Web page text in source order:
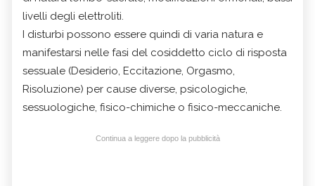
livelli degli elettroliti.
I disturbi possono essere quindi di varia natura e
manifestarsi nelle fasi del cosiddetto ciclo di risposta
sessuale (Desiderio, Eccitazione, Orgasmo,
Risoluzione) per cause diverse, psicologiche,
sessuologiche, fisico-chimiche o fisico-meccaniche.
Continua a leggere dopo la pubblicità